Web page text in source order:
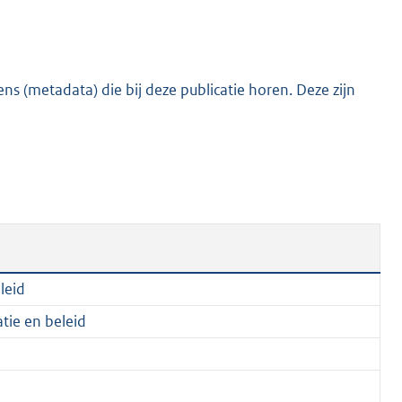
K
(metadata) die bij deze publicatie horen. Deze zijn
en beleid